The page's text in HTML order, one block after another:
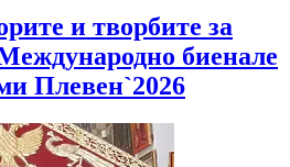
и творбите за
биенале
Плевен`2026